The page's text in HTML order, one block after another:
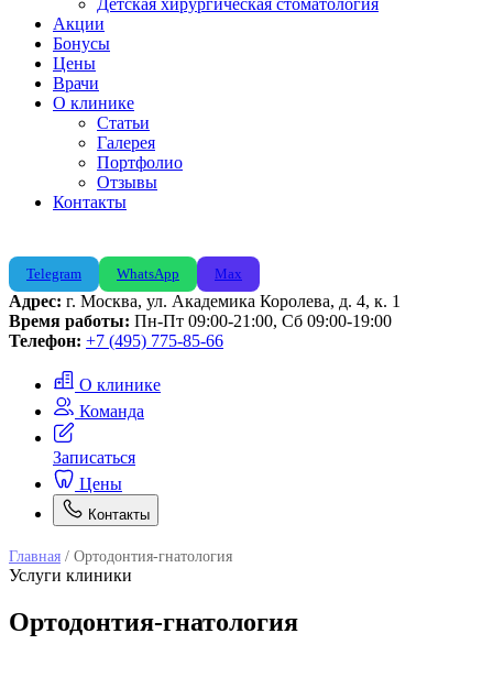
Детская хирургическая стоматология
Акции
Бонусы
Цены
Врачи
О клинике
Статьи
Галерея
Портфолио
Отзывы
Контакты
Telegram WhatsApp Max
Адрес: г. Москва, ул. Академика Королева, д. 4, к. 1
Время работы: Пн-Пт 09:00-21:00, Сб 09:00-19:00
Телефон: +7 (495) 775-85-66
О клинике
Команда
Записаться
Цены
Контакты
Главная / Ортодонтия-гнатология
Услуги клиники
Ортодонтия-гнатология